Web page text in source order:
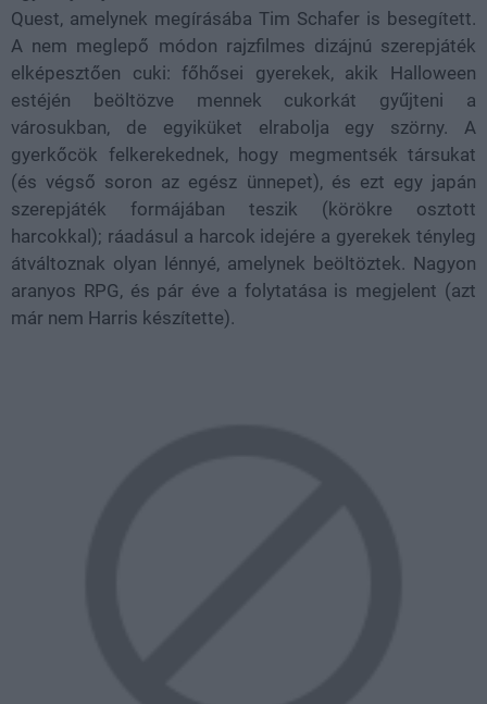
Quest, amelynek megírásába Tim Schafer is besegített.
A nem meglepő módon rajzfilmes dizájnú szerepjáték
elképesztően cuki: főhősei gyerekek, akik Halloween
estéjén beöltözve mennek cukorkát gyűjteni a
városukban, de egyiküket elrabolja egy szörny. A
gyerkőcök felkerekednek, hogy megmentsék társukat
(és végső soron az egész ünnepet), és ezt egy japán
szerepjáték formájában teszik (körökre osztott
harcokkal); ráadásul a harcok idejére a gyerekek tényleg
átváltoznak olyan lénnyé, amelynek beöltöztek. Nagyon
aranyos RPG, és pár éve a folytatása is megjelent (azt
már nem Harris készítette).